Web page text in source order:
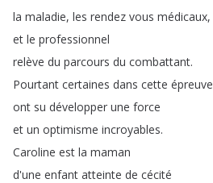
la maladie, les rendez vous médicaux,
et le professionnel
relève du parcours du combattant.
Pourtant certaines dans cette épreuve
ont su développer une force
et un optimisme incroyables.
Caroline est la maman
d'une enfant atteinte de cécité